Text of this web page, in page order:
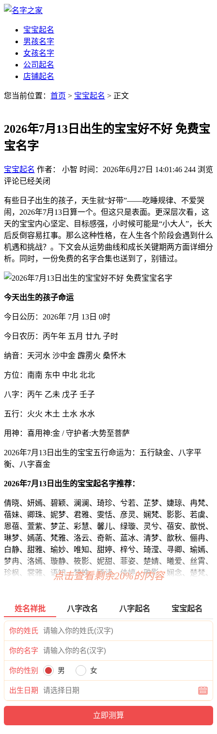
宝宝起名
男孩名字
女孩名字
公司起名
店铺起名
您当前位置： 首页 > 宝宝起名 > 正文
2026年7月13日出生的宝宝好不好 免费宝
宝名字
宝宝起名 作者： 小智 时间：2026年6月27日 14:01:46 244 浏览
评论已经关闭
有些日子出生的孩子，天生就“好带”——吃睡规律、不爱哭
闹，2026年7月13日算一个。但这只是表面。更深层次看，这
天的宝宝内心坚定、目标感强，小时候可能是“小大人”，长大
后反倒容易扛事。那么这种性格，在人生各个阶段会遇到什么
机遇和挑战？。下文会从运势曲线和成长关键期两方面详细分
析。同时，一份免费的名字合集也送到了，别错过。
今天出生的孩子命运
今日公历：2026年 7月 13日 0时
今日农历：丙午年 五月 廿九 子时
纳音：天河水 沙中金 霹雳火 桑怀木
方位：南南 东中 中北 北北
八字：丙午 乙未 戊子 壬子
五行：火火 木土 土水 水水
用神：喜用神:金 / 守护者:大势至菩萨
2026年7月13日出生的宝宝五行命运为：五行缺金、八字平
衡、八字喜金
2026年7月13日出生的宝宝起名字推荐：
倩晓、妍嫣、碧颖、澜澜、琦珍、兮若、芷梦、婕琼、冉梵、
蓓妹、卿珠、妮梦、君雅、雯恬、彦灵、娴梵、影影、若虞、
恩蓓、萱紫、梦芷、彩慧、馨儿、绿璇、灵兮、蓓安、歆悦、
琳梦、嫣菡、梵雅、洛云、奇新、蓝冰、清梦、歆秋、俪冉、
白静、甜雅、瑜妙、唯知、甜婷、梓兮、琦滢、寻卿、瑜嫣、
梦冉、洛嫣、璇静、筱影、妮甜、菲姿、楚婧、曦爱、丝霄、
珍枫、裳雅、语知、梵姝、颖诗、佳婷、雅影、娴念、楚梵、
兮靖、静曦、琦洛、恬菲、姿忆、玥琼、虹万、玥卿、熙淇、
云熙、悦蕾、问悦、碧昊、瑜熙、欣南、语欣、冰雨、云若、
冰恬、君欣、慧梦、姗梓、江璐、薇玥、傲娇、静依、颖泉、
诗莉、瑶欣、南雅、妮雅、玥淇、依泉、妍晴、妍柯、悦媱、
甯蓓、若珍、珞娅、兰紫、婷若、姿敏、倩蓓、澜艺、楚洁、
茜萌、妍萱、龄娅、昕怀、然璇、蕾颍、昕影、梦虹、紫冰、
睿甜、甯影、悠润、亦慧、恬任、璐潼、雅梓、灵水、君筱、
听慕、媛蕾、新若、悦妍、兮俪、兮紫、晴蕾、楚妍、俪虹、
敏含、影影、梓影、芙依、佳洛、儿晓、妍妍、谷卿、妙瑶、
玥白、靖迪、影璇、爱影、呜冰、晓虹、倩妤、蓓南、洛姗、
洛依、洁云、茹楚、昕梓、翾江、虞兰。
点击查看剩余20%的内容
姓名祥批 八字改名 八字起名 宝宝起名
你的姓氏
你的名字
你的性别 男 女
出生日期